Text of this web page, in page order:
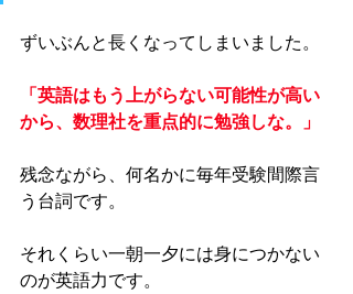
ずいぶんと長くなってしまいました。
「英語はもう上がらない可能性が高い
から、数理社を重点的に勉強しな。」
残念ながら、何名かに毎年受験間際言
う台詞です。
それくらい一朝一夕には身につかない
のが英語力です。